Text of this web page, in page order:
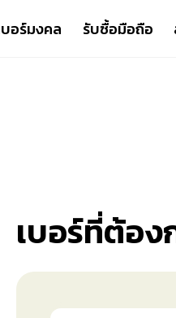
บอร์มงคล รับซื้อมือถือ
เบอร์ที่ต้อง